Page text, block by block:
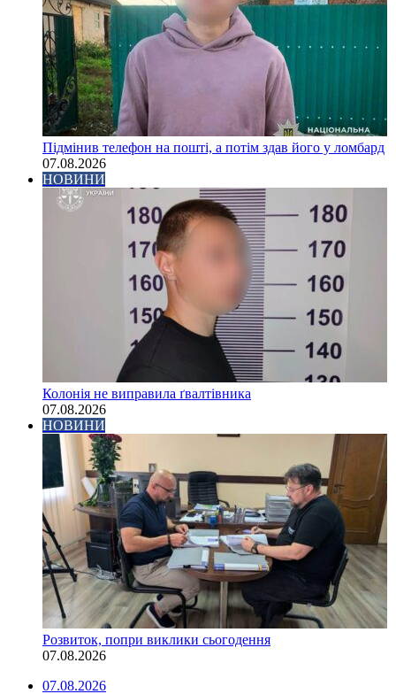
Підмінив телефон на пошті, а потім здав його у ломбард
07.08.2026
НОВИНИ
Колонія не виправила ґвалтівника
07.08.2026
НОВИНИ
Розвиток, попри виклики сьогодення
07.08.2026
07.08.2026